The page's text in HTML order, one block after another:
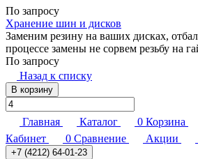
По запросу
Хранение шин и дисков
Заменим резину на ваших дисках,
процессе замены не сорвем резьбу на
По запросу
Назад к списку
В корзину
Главная Каталог 0 Корзина
Кабинет
0 Сравнение Акции
+7 (4212) 64-01-23